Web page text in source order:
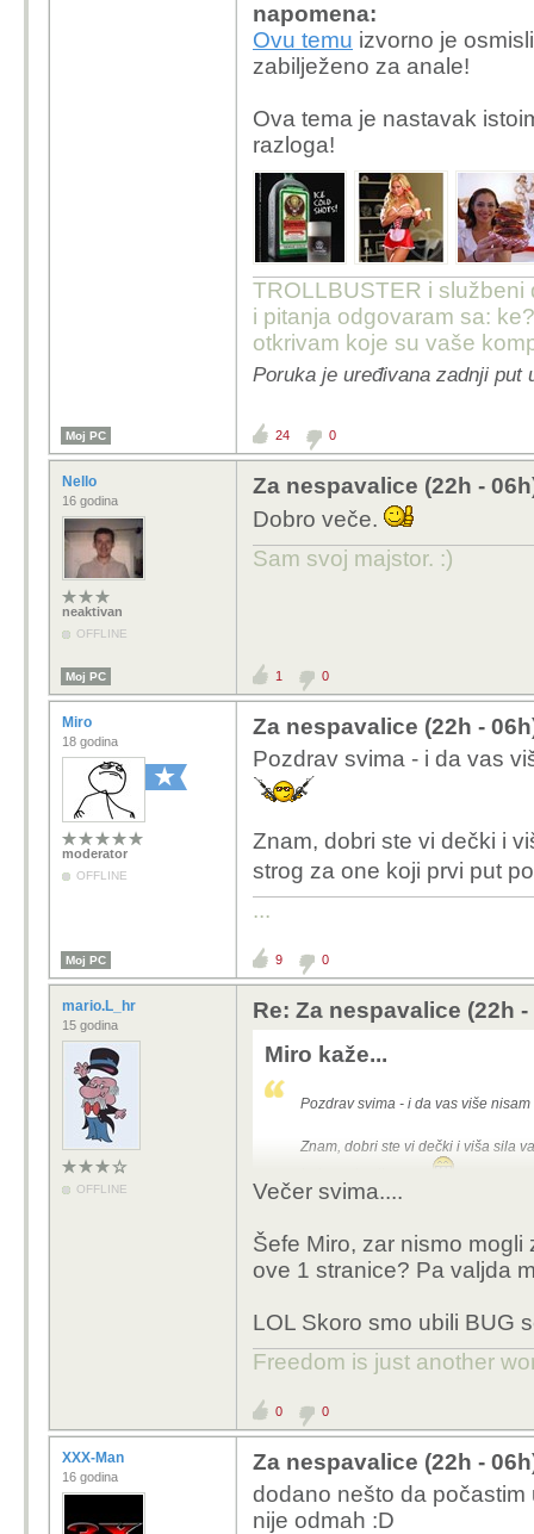
napomena:
Ovu temu izvorno je
zabilježeno za anale!
Ova tema je nastavak
razloga!
TROLLBUSTER i službeni
i pitanja odgovaram sa:
otkrivam koje su vaše
Poruka je uređivana zadnji put
Moj PC 24 0
Nello
16 godina
neaktivan
OFFLINE
Za nespavalice (22h -
Dobro veče.
Sam svoj majstor. :)
Moj PC 1 0
Miro
18 godina
moderator
OFFLINE
Za nespavalice (22h -
Pozdrav svima - i da vas
Znam, dobri ste vi dečki i
strog za one koji prvi put
...
Moj PC 9 0
mario.L_hr
15 godina
OFFLINE
Re: Za nespavalice (22h -
Miro kaže...
Pozdrav svima - i da vas više
Znam, dobri ste vi dečki i viša sila
Večer svima....
Šefe Miro, zar nismo
ove 1 stranice? Pa valjda
LOL Skoro smo ubili BUG
Freedom is just another
0 0
XXX-Man
16 godina
Za nespavalice (22h -
dodano nešto da počastim
nije odmah :D